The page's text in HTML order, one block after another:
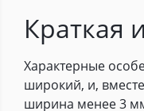
Краткая
Характерные
широкий, и,
ширина менее 3